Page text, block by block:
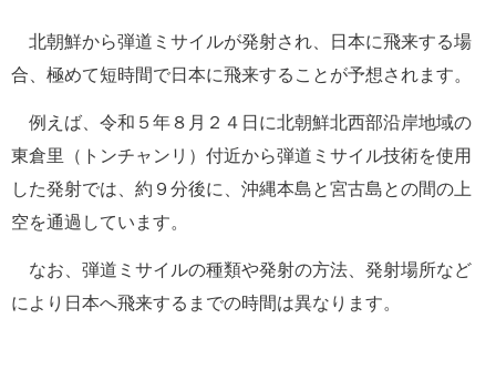
北朝鮮から弾道ミサイルが発射され、日本に飛来する場
合、極めて短時間で日本に飛来することが予想されます。
例えば、令和５年８月２４日に北朝鮮北西部沿岸地域の
東倉里（トンチャンリ）付近から弾道ミサイル技術を使用
した発射では、約９分後に、沖縄本島と宮古島との間の上
空を通過しています。
なお、弾道ミサイルの種類や発射の方法、発射場所など
により日本へ飛来するまでの時間は異なります。